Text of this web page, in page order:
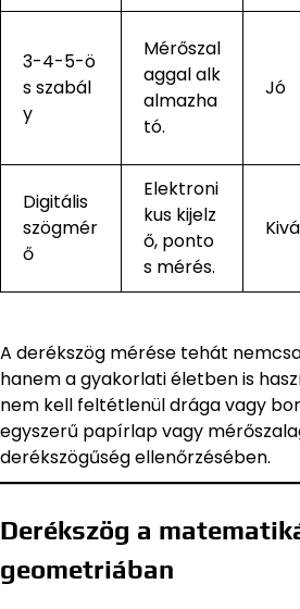
3-4-5-ö
s szabál
y
Mérőszal
aggal alk
almazha
tó.
Jó
Digitális
szögmér
ő
Elektroni
kus kijelz
ő, ponto
s mérés.
A derékszög mérése tehát
hanem a gyakorlati életben is
nem kell feltétlenül drága vagy
egyszerű papírlap vagy
derékszögűség ellenőrzésében.
Derékszög a
geometriában